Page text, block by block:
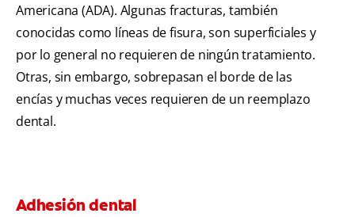
Americana (ADA). Algunas fracturas, también
conocidas como líneas de fisura, son superficiales y
por lo general no requieren de ningún tratamiento.
Otras, sin embargo, sobrepasan el borde de las
encías y muchas veces requieren de un reemplazo
dental.
Adhesión dental